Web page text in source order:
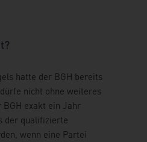
hatte der BGH bereits
nicht ohne weiteres
exakt ein Jahr
der qualifizierte
wenn eine Partei